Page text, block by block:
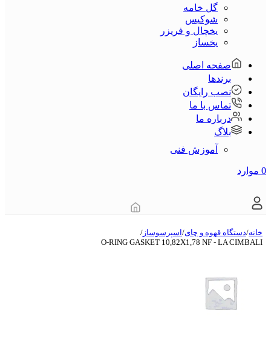
گل خامه
شوکیس
یخچال و فریزر
یخساز
صفحه اصلی
برندها
نصب رایگان
تماس با ما
درباره ما
بلاگ
آموزش فنی
0 موارد
خانه/دستگاه قهوه و چای/اسپرسوساز /
O-RING GASKET 10,82X1,78 NF - LA CIMBALI